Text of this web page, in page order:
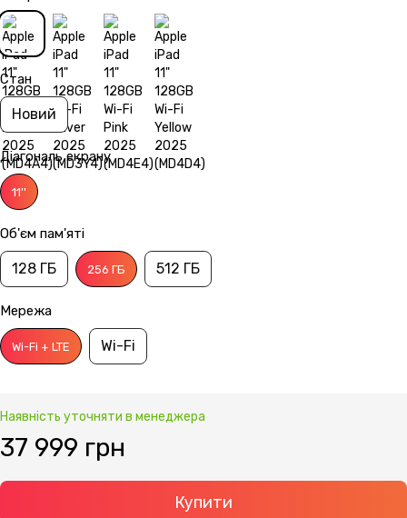
Стан
Новий
Діагональ екрану
11''
Об'єм пам'яті
128 ГБ 256 ГБ 512 ГБ
Мережа
Wi-Fi + LTE Wi-Fi
Наявність уточняти в менеджера
37 999 грн
Купити